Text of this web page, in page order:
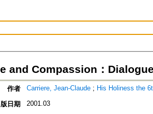
and Compassion：
作者 Carriere, Jean-Claude ; His Holiness the
日期 2001.03